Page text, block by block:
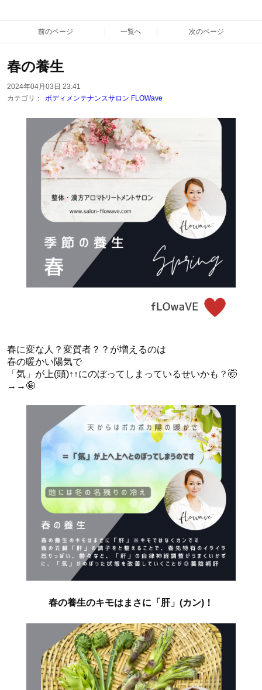
前のページ 一覧へ 次のページ
春の養生
2024年04月03日 23:41
カテゴリ：
ボディメンテナンスサロン FLOWave
春に変な人？変質者？？が増えるのは
春の暖かい陽気で
「気」が上(頭)↑↑にのぼってしまっているせいかも？🤯
→→🤪
春の養生のキモはまさに「肝」(カン)！